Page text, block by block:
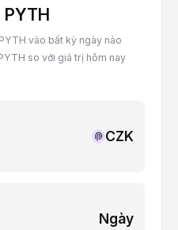
vào bất kỳ ngày nào
so với giá trị hôm nay
CZK
Ngày